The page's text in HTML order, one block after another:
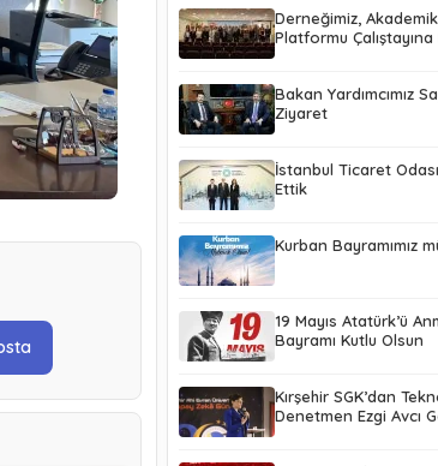
Derneğimiz,
Platformu Çalıştayına
Bakan Yardımcımız
Ziyaret
İstanbul Ticaret
Ettik
Kurban Bayramımız
19 Mayıs Atatürk’ü
Bayramı Kutlu Olsun
Kırşehir SGK’dan
Denetmen Ezgi Avcı